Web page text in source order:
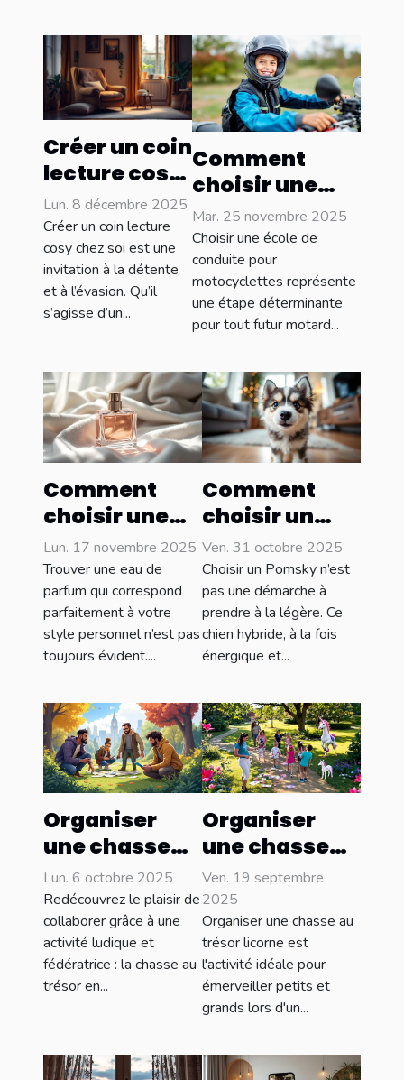
Créer un coin
lecture cosy
: idées et
inspirations
Lun. 8 décembre 2025
Créer un coin lecture
cosy chez soi est une
invitation à la détente
et à l’évasion. Qu’il
s’agisse d’un...
Comment
choisir une
école de
conduite pour
motocyclettes
: conseils clés
Mar. 25 novembre 2025
Choisir une école de
conduite pour
motocyclettes représente
une étape déterminante
pour tout futur motard...
Comment
choisir une
eau de
parfum qui
complète
votre style ?
Lun. 17 novembre 2025
Trouver une eau de
parfum qui correspond
parfaitement à votre
style personnel n’est pas
toujours évident....
Comment
choisir un
Pomsky
adapté à
votre style de
vie ?
Ven. 31 octobre 2025
Choisir un Pomsky n’est
pas une démarche à
prendre à la légère. Ce
chien hybride, à la fois
énergique et...
Organiser
une chasse
au trésor
pour
renforcer la
cohésion
d’équipe
Lun. 6 octobre 2025
Redécouvrez le plaisir de
collaborer grâce à une
activité ludique et
fédératrice : la chasse au
trésor en...
Organiser
une chasse
au trésor
licorne pour
différents
âges
Ven. 19 septembre
2025
Organiser une chasse au
trésor licorne est
l'activité idéale pour
émerveiller petits et
grands lors d'un...